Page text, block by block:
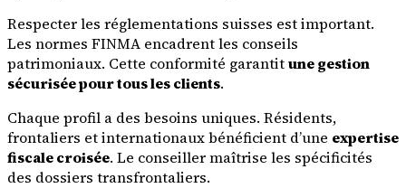
Respecter les réglementations suisses est important.
Les normes FINMA encadrent les conseils
patrimoniaux. Cette conformité garantitune gestion
sécurisée pour tous les clients.
Chaque profil a des besoins uniques. Résidents,
frontaliers et internationaux bénéficient d’une expertise
fiscale croisée. Le conseiller maîtrise les spécificités
des dossiers transfrontaliers.